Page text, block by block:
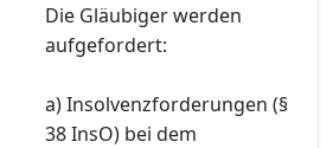
Die Gläubiger werden
aufgefordert:
a) Insolvenzforderungen (§
38 InsO) bei dem